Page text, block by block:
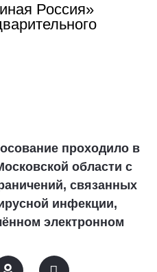
Россия»
проходило в
области с
связанных
инфекции,
электронном